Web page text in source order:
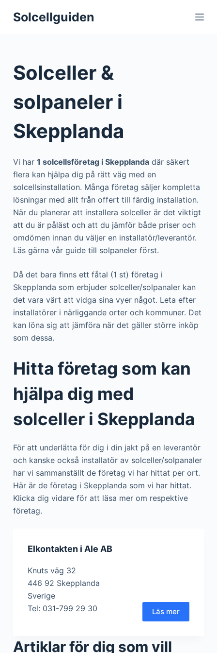
S
o
o
e
Solcellguiden
Solceller &
solpaneler i
Skepplanda
Vi har 1 solcellsföretag i Skepplandadär säkert
flera kan hjälpa dig på rätt väg med en
solcellsinstallation. Många företag säljer kompletta
lösningar med allt från offert till färdig installation.
När du planerar att installera solceller är det viktigt
att du är påläst och att du jämför både priser och
omdömen innan du väljer en installatör/leverantör.
Läs gärna vår guide till solpaneler först.
Då det bara finns ett fåtal (1 st) företag i
Skepplanda som erbjuder solceller/solpanaler kan
det vara värt att vidga sina vyer något. Leta efter
installatörer i närliggande orter och kommuner. Det
kan löna sig att jämföra när det gäller större inköp
som dessa.
Hitta företag som kan
hjälpa dig med
solceller i Skepplanda
För att underlätta för dig i din jakt på en leverantör
och kanske också installatör av solceller/solpanaler
har vi sammanställt de företag vi har hittat per ort.
Här är de företag i Skepplanda som vi har hittat.
Klicka dig vidare för att läsa mer om respektive
företag.
Elkontakten i Ale AB
Knuts väg 32
446 92 Skepplanda
Sverige
Tel: 031-799 29 30
Läs mer
Artiklar för dig som vill